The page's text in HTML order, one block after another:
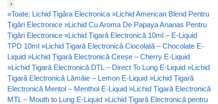
›
»Toate: Lichid Țigăra Electronica »Lichid American Blend Pentru
Țigări Electronice »Lichid Cu Aroma De Papaya Ananas Pentru
Țigări Electronice »Lichid Țigară Electronică 10ml – E-Liquid
TPD 10ml »Lichid Țigară Electronică Ciocolată – Chocolate E-
Liquid »Lichid Țigară Electronică Cireșe – Cherry E-Liquid
»Lichid Țigară Electronică DTL – Direct To Lung E-Liquid »Lichid
Țigară Electronică Lămâie – Lemon E-Liquid »Lichid Țigară
Electronică Mentol – Menthol E-Liquid »Lichid Țigară Electronică
MTL – Mouth to Lung E-Liquid »Lichid Țigară Electronică pentru